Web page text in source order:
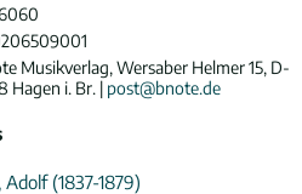
Musikverlag, Wersaber Helmer 15, D-
Hagen i. Br. | post@bnote.de
(1837-1879)